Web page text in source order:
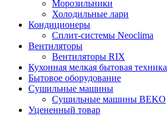
Морозильники
Холодильные лари
Кондиционеры
Сплит-системы Neoclima
Вентиляторы
Вентиляторы RIX
Кухонная мелкая бытовая техника
Бытовое оборудование
Сушильные машины
Сушильные машины BEKO
Уцененный товар